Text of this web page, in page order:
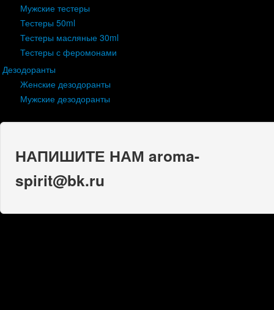
Мужские тестеры
Тестеры 50ml
Тестеры масляные 30ml
Тестеры с феромонами
Дезодоранты
Женские дезодоранты
Мужские дезодоранты
НАПИШИТЕ НАМ aroma-
spirit@bk.ru